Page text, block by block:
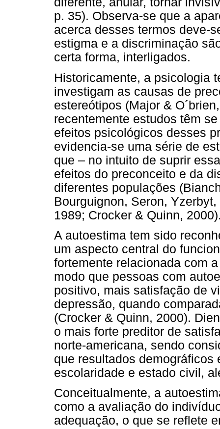
p. 35). Observa-se que a
acerca desses termos deve-
estigma e a discriminação
certa forma, interligados.
Historicamente, a psicologia
investigam as causas de
estereótipos (Major &
recentemente estudos têm
efeitos psicológicos desses
evidencia-se uma série de
que – no intuito de suprir
efeitos do preconceito e da
diferentes populações
Bourguignon, Seron,
1989; Crocker & Quinn,
A autoestima tem sido
um aspecto central do
fortemente relacionada com
modo que pessoas com
positivo, mais satisfação de
depressão, quando
(Crocker & Quinn, 2000).
o mais forte preditor de
norte-americana, sendo
que resultados
escolaridade e estado civil,
Conceitualmente, a
como a avaliação do
adequação, o que se reflete